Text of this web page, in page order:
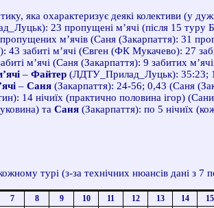
яка охарактеризує деякі колективи (у
23 пропущені м’ячі (після 15 туру
м’ячів (Саня (Закарпаття): 31
43 забиті м’ячі (Євген (ФК Мукачево): 27
м’ячі (Саня (Закарпаття): 9 забитих
– Файтер (ЛДТУ_Прилад_Луцьк): 35:23;
– Саня (Закарпаття): 24-56; 0,43 (Саня
14 нічиїх (практично половина ігор)
та Саня (Закарпаття): по 5 нічиїх
турі (з-за технічних нюансів дані з
7 8 9 10 11 12 13 14 15